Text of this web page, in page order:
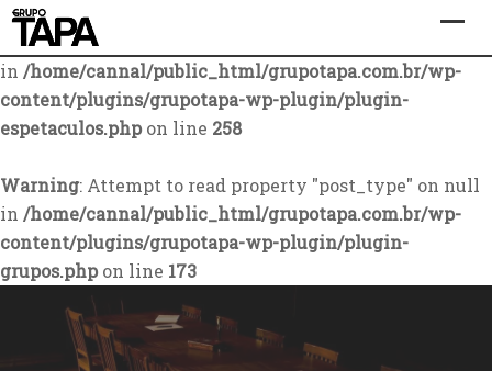
Warning: Attempt to read property "post_type" on null
in /home/cannal/public_html/grupotapa.com.br/wp-
content/plugins/grupotapa-wp-plugin/plugin-
espetaculos.phpon line 258
Warning: Attempt to read property "post_type" on null
in /home/cannal/public_html/grupotapa.com.br/wp-
content/plugins/grupotapa-wp-plugin/plugin-
grupos.phpon line 173